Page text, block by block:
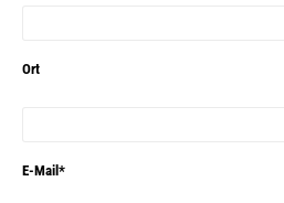
Ort
E-Mail*